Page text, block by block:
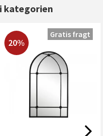
kategorien
20%
Gratis fragt